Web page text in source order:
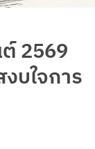
2569
บใจการ